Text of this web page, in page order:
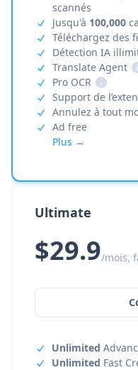
scannés
Jusqu'à 100,000
Téléchargez des
Détection IA
Translate Agent
i
Pro OCR
i
Support de
Annulez à tout
Ad free
Plus →
Ultimate
$29.9/mois,
Unlimited
Unlimited Fast